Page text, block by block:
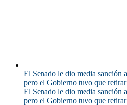
El Senado le dio media sanción
pero el Gobierno tuvo que
El Senado le dio media sanción
pero el Gobierno tuvo que